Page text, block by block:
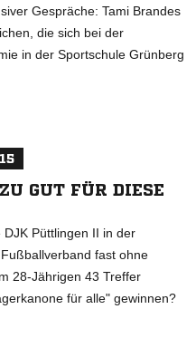
SENDEN
Gespräche: Tami Brandes
die sich bei der
in der Sportschule Grünberg
GUT FÜR DIESE K
Püttlingen II in der
fast ohne
28-Jährigen 43 Treffer
für alle" gewinnen?